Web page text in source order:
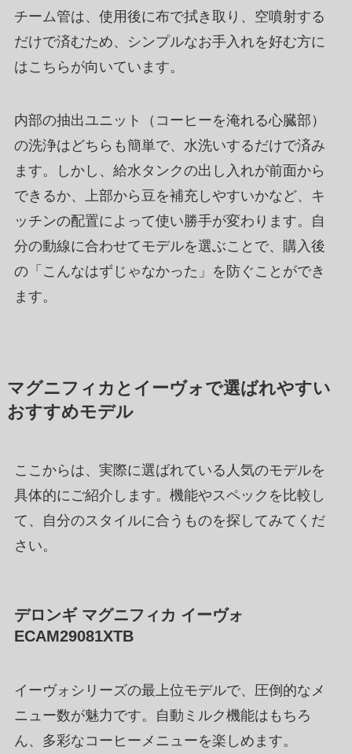
チーム管は、使用後に布で拭き取り、空噴射する
だけで済むため、シンプルなお手入れを好む方に
はこちらが向いています。
内部の抽出ユニット（コーヒーを淹れる心臓部）
の洗浄はどちらも簡単で、水洗いするだけで済み
ます。しかし、給水タンクの出し入れが前面から
できるか、上部から豆を補充しやすいかなど、キ
ッチンの配置によって使い勝手が変わります。自
分の動線に合わせてモデルを選ぶことで、購入後
の「こんなはずじゃなかった」を防ぐことができ
ます。
マグニフィカとイーヴォで選ばれやすい
おすすめモデル
ここからは、実際に選ばれている人気のモデルを
具体的にご紹介します。機能やスペックを比較し
て、自分のスタイルに合うものを探してみてくだ
さい。
デロンギ マグニフィカ イーヴォ
ECAM29081XTB
イーヴォシリーズの最上位モデルで、圧倒的なメ
ニュー数が魅力です。自動ミルク機能はもちろ
ん、多彩なコーヒーメニューを楽しめます。